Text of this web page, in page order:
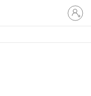
Bei
Ihrem
Konto